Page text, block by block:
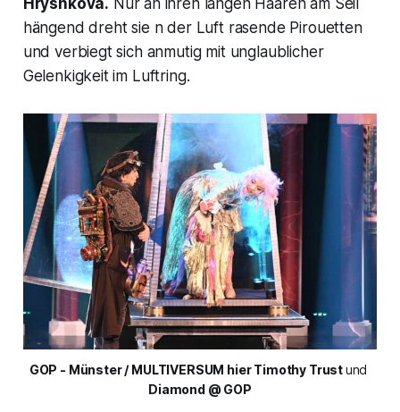
hängend dreht sie n der Luft rasende Pirouetten
und verbiegt sich anmutig mit unglaublicher
Gelenkigkeit im Luftring.
GOP - Münster / MULTIVERSUM hier Timothy Trust
Diamond @ GOP